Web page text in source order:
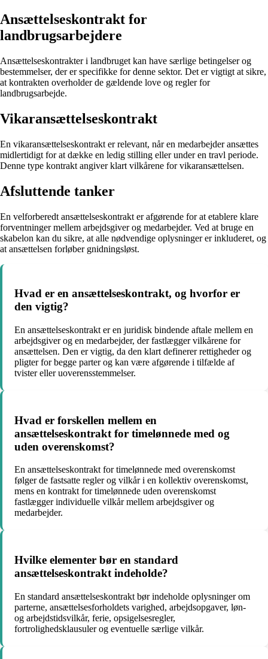
Ansættelseskontrakt for
landbrugsarbejdere
Ansættelseskontrakter i landbruget kan have særlige betingelser og
bestemmelser, der er specifikke for denne sektor. Det er vigtigt at sikre,
at kontrakten overholder de gældende love og regler for
landbrugsarbejde.
Vikaransættelseskontrakt
En vikaransættelseskontrakt er relevant, når en medarbejder ansættes
midlertidigt for at dække en ledig stilling eller under en travl periode.
Denne type kontrakt angiver klart vilkårene for vikaransættelsen.
Afsluttende tanker
En velforberedt ansættelseskontrakt er afgørende for at etablere klare
forventninger mellem arbejdsgiver og medarbejder. Ved at bruge en
skabelon kan du sikre, at alle nødvendige oplysninger er inkluderet, og
at ansættelsen forløber gnidningsløst.
Hvad er en ansættelseskontrakt, og hvorfor er
den vigtig?
En ansættelseskontrakt er en juridisk bindende aftale mellem en
arbejdsgiver og en medarbejder, der fastlægger vilkårene for
ansættelsen. Den er vigtig, da den klart definerer rettigheder og
pligter for begge parter og kan være afgørende i tilfælde af
tvister eller uoverensstemmelser.
Hvad er forskellen mellem en
ansættelseskontrakt for timelønnede med og
uden overenskomst?
En ansættelseskontrakt for timelønnede med overenskomst
følger de fastsatte regler og vilkår i en kollektiv overenskomst,
mens en kontrakt for timelønnede uden overenskomst
fastlægger individuelle vilkår mellem arbejdsgiver og
medarbejder.
Hvilke elementer bør en standard
ansættelseskontrakt indeholde?
En standard ansættelseskontrakt bør indeholde oplysninger om
parterne, ansættelsesforholdets varighed, arbejdsopgaver, løn-
og arbejdstidsvilkår, ferie, opsigelsesregler,
fortrolighedsklausuler og eventuelle særlige vilkår.